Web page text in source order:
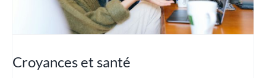
Croyances et santé